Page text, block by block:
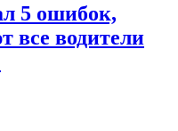
5 ошибок,
все водители